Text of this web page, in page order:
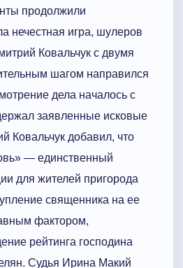
продолжили
нечестная игра, шулеров
Ковальчук с двумя
шагом направился
дела началось с
заявленные исковые
Ковальчук добавил, что
— единственный
для жителей пригорода
священника на ее
фактором,
рейтинга господина
Судья Ирина Макий